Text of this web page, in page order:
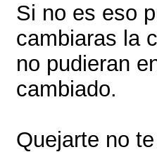
Si no es eso
cambiaras la
no pudieran
cambiado.
Quejarte no